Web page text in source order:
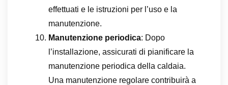
effettuati e le istruzioni per l’uso e la
manutenzione.
Manutenzione periodica: Dopo
l’installazione, assicurati di pianificare la
manutenzione periodica della caldaia.
Una manutenzione regolare contribuirà a